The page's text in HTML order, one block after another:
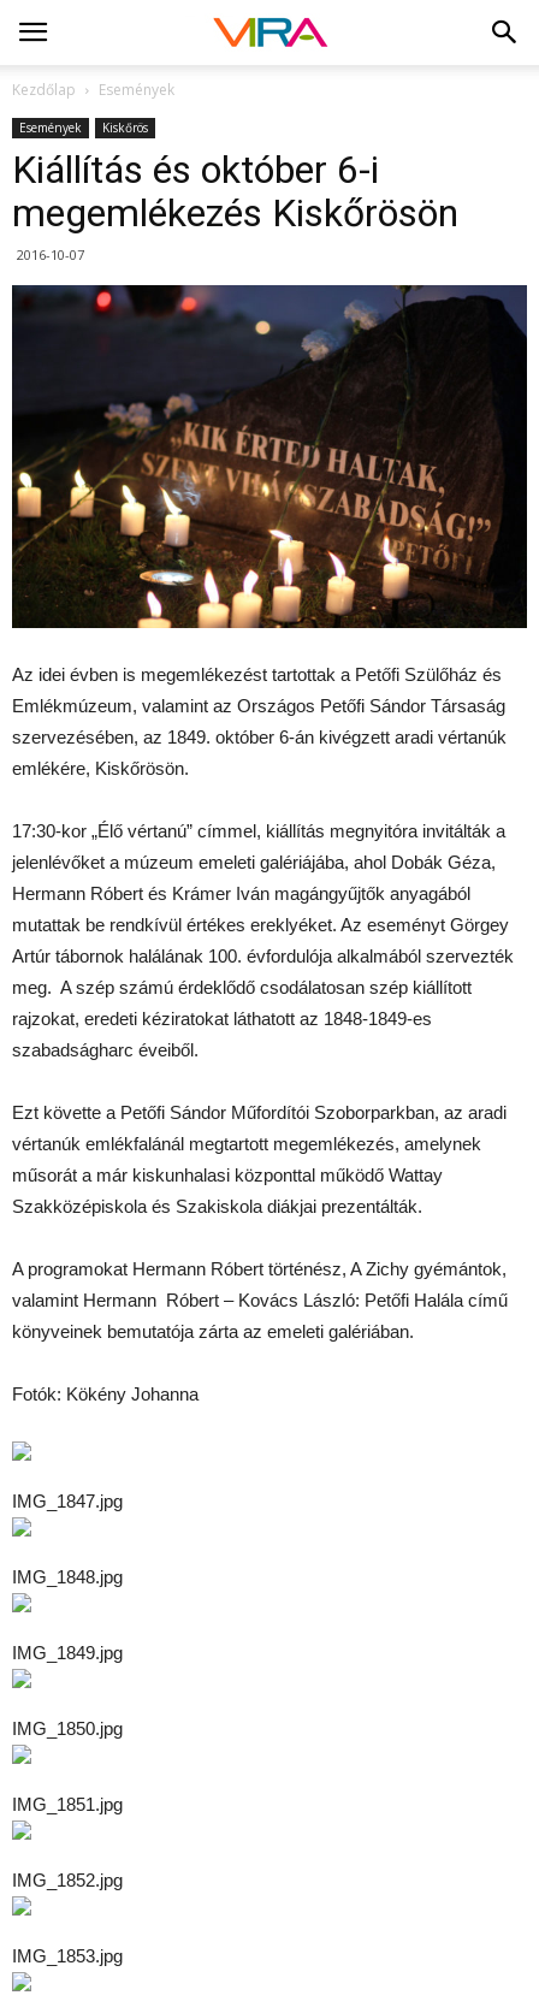
Kezdőlap Események
Események Kiskőrös
Kiállítás és október 6-i
megemlékezés Kiskőrösön
2016-10-07
Az idei évben is megemlékezést tartottak a Petőfi Szülőház és
Emlékmúzeum, valamint az Országos Petőfi Sándor Társaság
szervezésében, az 1849. október 6-án kivégzett aradi vértanúk
emlékére, Kiskőrösön.
17:30-kor „Élő vértanú” címmel, kiállítás megnyitóra invitálták a
jelenlévőket a múzeum emeleti galériájába, ahol Dobák Géza,
Hermann Róbert és Krámer Iván magángyűjtők anyagából
mutattak be rendkívül értékes ereklyéket. Az eseményt Görgey
Artúr tábornok halálának 100. évfordulója alkalmából szervezték
meg. A szép számú érdeklődő csodálatosan szép kiállított
rajzokat, eredeti kéziratokat láthatott az 1848-1849-es
szabadságharc éveiből.
Ezt követte a Petőfi Sándor Műfordítói Szoborparkban, az aradi
vértanúk emlékfalánál megtartott megemlékezés, amelynek
műsorát a már kiskunhalasi központtal működő Wattay
Szakközépiskola és Szakiskola diákjai prezentálták.
A programokat Hermann Róbert történész, A Zichy gyémántok,
valamint Hermann Róbert – Kovács László: Petőfi Halála című
könyveinek bemutatója zárta az emeleti galériában.
Fotók: Kökény Johanna
IMG_1847.jpg
IMG_1848.jpg
IMG_1849.jpg
IMG_1850.jpg
IMG_1851.jpg
IMG_1852.jpg
IMG_1853.jpg